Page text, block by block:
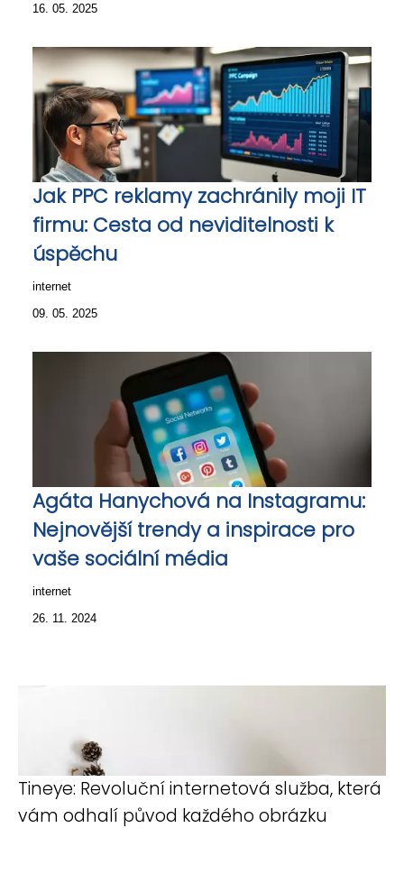
16. 05. 2025
Jak PPC reklamy zachránily moji IT
firmu: Cesta od neviditelnosti k
úspěchu
internet
09. 05. 2025
Agáta Hanychová na Instagramu:
Nejnovější trendy a inspirace pro
vaše sociální média
internet
26. 11. 2024
Tineye: Revoluční internetová služba, která
vám odhalí původ každého obrázku